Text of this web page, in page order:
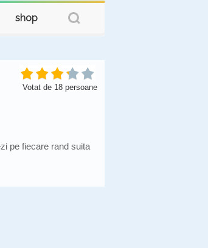
shop
Votat de 18 persoane
pe fiecare rand suita